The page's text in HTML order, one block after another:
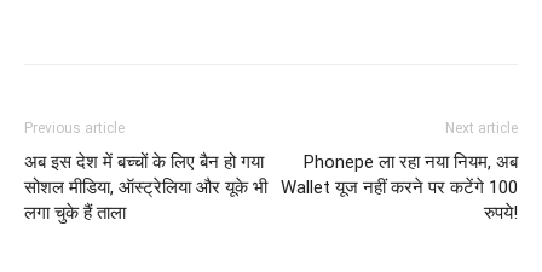
Previous article
अब इस देश में बच्चों के लिए बैन हो गया
सोशल मीडिया, ऑस्ट्रेलिया और यूके भी
लगा चुके हैं ताला
Next article
Phonepe ला रहा नया नियम, अब
Wallet यूज नहीं करने पर कटेंगे 100
रुपये!